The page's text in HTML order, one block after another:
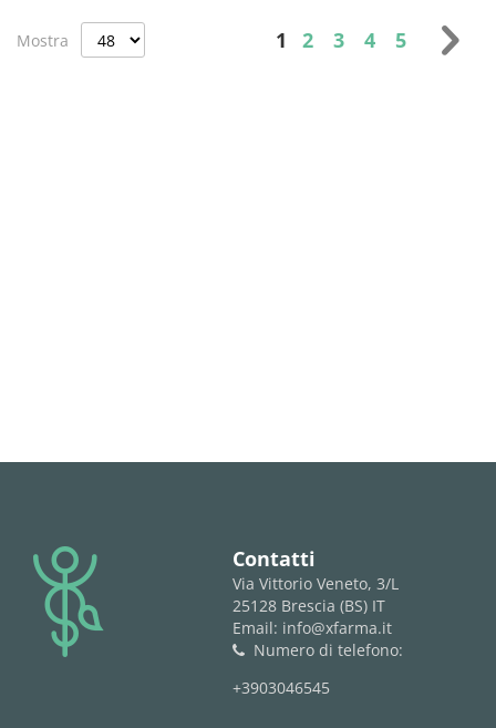
Pagina
Attualmente stai
1 Pagina
2 Pagina
3 Pagina
4 Pagina
5
Mostra
logo Contatti
Via Vittorio Veneto, 3/L
25128 Brescia (BS) IT
Email: info@xfarma.it
phone
Numero di telefono:
+3903046545